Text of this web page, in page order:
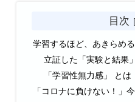
目次
学習するほど、あきらめ
立証した「実験と結果」
「学習性無力感」 とは
「コロナに負けない！」